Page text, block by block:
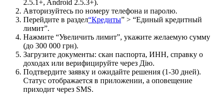
2.5.1+, Android 2.5.3+).
Авторизуйтесь по номеру телефона и паролю.
Перейдите в раздел“Кредиты” > “Единый кредитный
лимит”.
Нажмите “Увеличить лимит”, укажите желаемую сумму
(до 300 000 грн).
Загрузите документы: скан паспорта, ИНН, справку о
доходах или верифицируйте через Дію.
Подтвердите заявку и ожидайте решения (1-30 дней).
Статус отображается в приложении, а оповещение
приходит через SMS.